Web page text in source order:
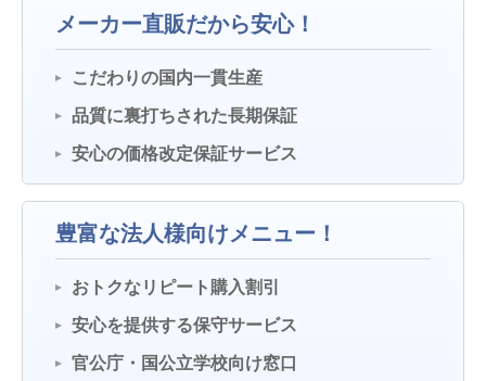
メーカー直販だから安心！
こだわりの国内一貫生産
品質に裏打ちされた長期保証
安心の価格改定保証サービス
豊富な法人様向けメニュー！
おトクなリピート購入割引
安心を提供する保守サービス
官公庁・国公立学校向け窓口